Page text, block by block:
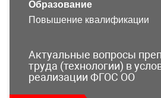
Образование
Повышение квалификации
Актуальные вопросы
труда (технологии) в
реализации ФГОС ОО